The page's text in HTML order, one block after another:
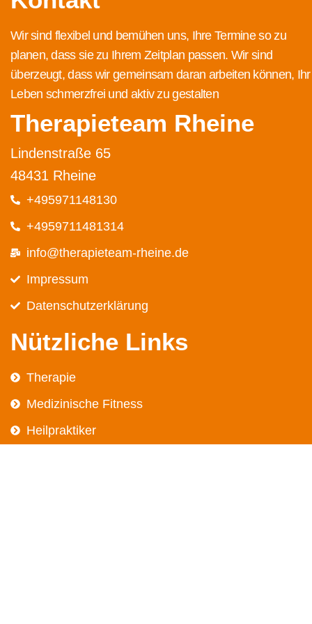
Wir sind flexibel und bemühen uns, Ihre Termine so zu
planen, dass sie zu Ihrem Zeitplan passen. Wir sind
überzeugt, dass wir gemeinsam daran arbeiten können, Ihr
Leben schmerzfrei und aktiv zu gestalten
Therapieteam Rheine
Lindenstraße 65
48431 Rheine
+495971148130
+4959711481314
info@therapieteam-rheine.de
Impressum
Datenschutz­erklärung
Nützliche Links
Therapie
Medizinische Fitness
Heilpraktiker